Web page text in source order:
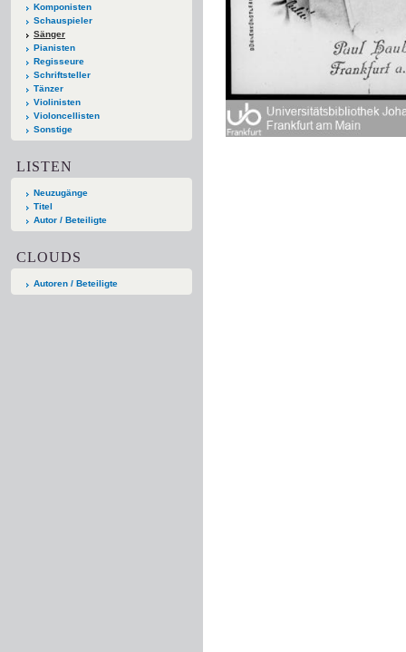
Komponisten
Schauspieler
Sänger
Pianisten
Regisseure
Schriftsteller
Tänzer
Violinisten
Violoncellisten
Sonstige
LISTEN
Neuzugänge
Titel
Autor / Beteiligte
CLOUDS
Autoren / Beteiligte